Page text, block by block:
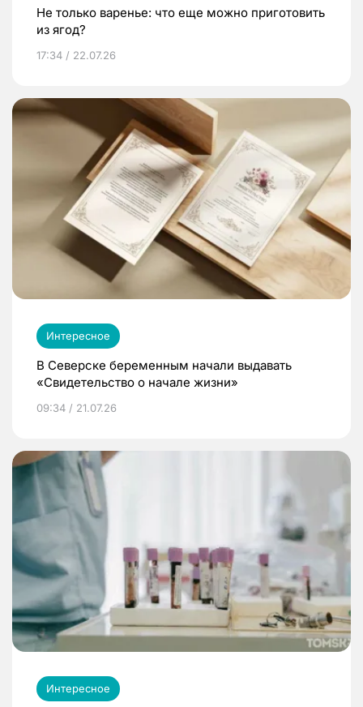
Не только варенье: что еще можно приготовить
из ягод?
17:34 / 22.07.26
Интересное
В Северске беременным начали выдавать
«Свидетельство о начале жизни»
09:34 / 21.07.26
Интересное